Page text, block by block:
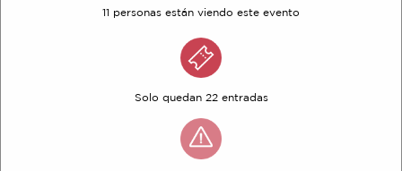
11 personas están viendo este evento
Solo quedan 22 entradas